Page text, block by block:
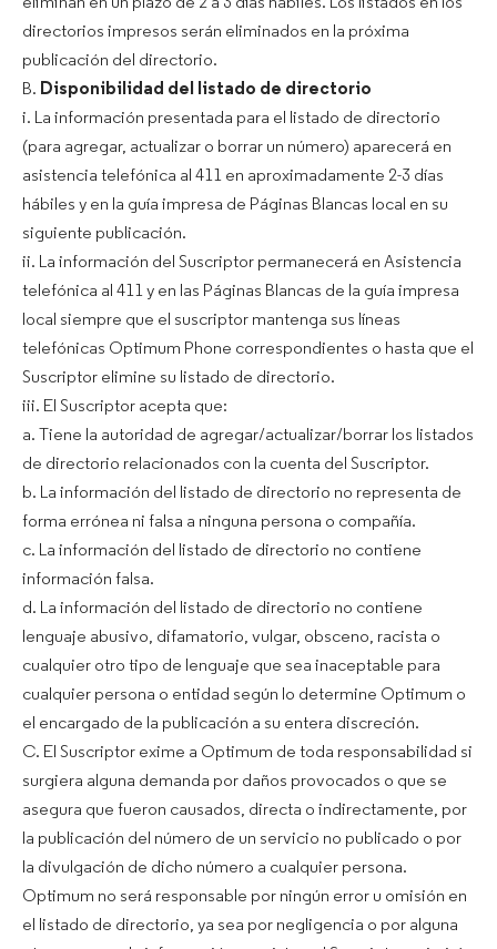
directorios impresos serán eliminados en la próxima
publicación del directorio.
B. Disponibilidad del listado de directorio
i. La información presentada para el listado de directorio
(para agregar, actualizar o borrar un número) aparecerá en
asistencia telefónica al 411 en aproximadamente 2-3 días
hábiles y en la guía impresa de Páginas Blancas local en su
siguiente publicación.
ii. La información del Suscriptor permanecerá en Asistencia
telefónica al 411 y en las Páginas Blancas de la guía impresa
local siempre que el suscriptor mantenga sus líneas
telefónicas Optimum Phone correspondientes o hasta que el
Suscriptor elimine su listado de directorio.
iii. El Suscriptor acepta que:
a. Tiene la autoridad de agregar/actualizar/borrar los listados
de directorio relacionados con la cuenta del Suscriptor.
b. La información del listado de directorio no representa de
forma errónea ni falsa a ninguna persona o compañía.
c. La información del listado de directorio no contiene
información falsa.
d. La información del listado de directorio no contiene
lenguaje abusivo, difamatorio, vulgar, obsceno, racista o
cualquier otro tipo de lenguaje que sea inaceptable para
cualquier persona o entidad según lo determine Optimum o
el encargado de la publicación a su entera discreción.
C. El Suscriptor exime a Optimum de toda responsabilidad si
surgiera alguna demanda por daños provocados o que se
asegura que fueron causados, directa o indirectamente, por
la publicación del número de un servicio no publicado o por
la divulgación de dicho número a cualquier persona.
Optimum no será responsable por ningún error u omisión en
el listado de directorio, ya sea por negligencia o por alguna